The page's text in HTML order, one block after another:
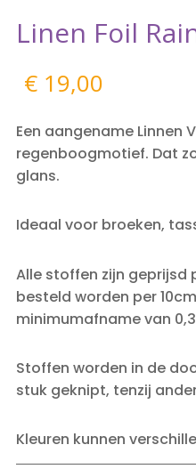
Linen Foil
€19,00
Een aangename Linnen
regenboogmotief. Dat
glans.
Ideaal voor broeken,
Alle stoffen zijn geprijsd
besteld worden per
minimumafname van
Stoffen worden in de
stuk geknipt, tenzij
Kleuren kunnen